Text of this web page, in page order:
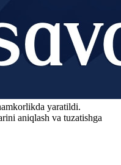
yaratildi.
aniqlash va tuzatishga